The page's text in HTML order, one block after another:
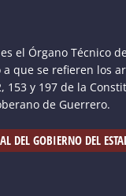
el Órgano Técnico
a que se refieren los
153 y 197 de la
de Guerrero.
DEL GOBIERNO DEL